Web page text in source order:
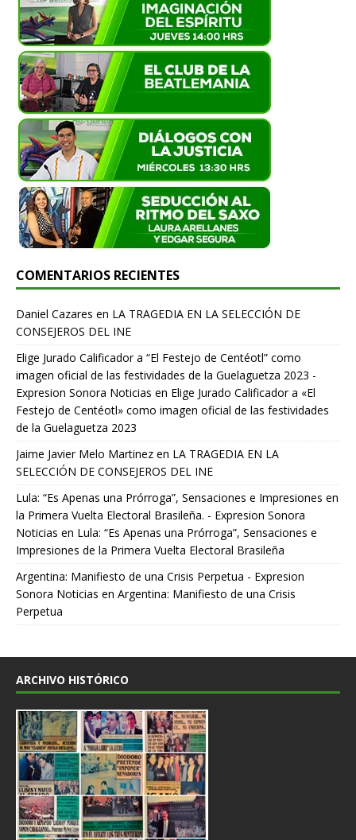
COMENTARIOS RECIENTES
Daniel Cazares en LA TRAGEDIA EN LA SELECCIÓN DE
CONSEJEROS DEL INE
Elige Jurado Calificador a “El Festejo de Centéotl” como
imagen oficial de las festividades de la Guelaguetza 2023 -
Expresion Sonora Noticias en Elige Jurado Calificador a «El
Festejo de Centéotl» como imagen oficial de las festividades
de la Guelaguetza 2023
Jaime Javier Melo Martinez en LA TRAGEDIA EN LA
SELECCIÓN DE CONSEJEROS DEL INE
Lula: “Es Apenas una Prórroga”, Sensaciones e Impresiones en
la Primera Vuelta Electoral Brasileña. - Expresion Sonora
Noticias en Lula: “Es Apenas una Prórroga”, Sensaciones e
Impresiones de la Primera Vuelta Electoral Brasileña
Argentina: Manifiesto de una Crisis Perpetua - Expresion
Sonora Noticias en Argentina: Manifiesto de una Crisis
Perpetua
ARCHIVO HISTÓRICO